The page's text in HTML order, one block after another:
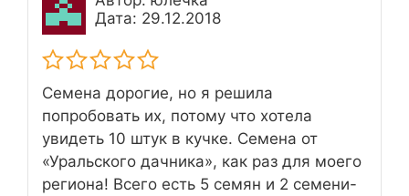
Дата: 29.12.2018
Семена дорогие, но я решила
попробовать их, потому что хотела
увидеть 10 штук в кучке. Семена от
«Уральского дачника», как раз для моего
региона! Всего есть 5 семян и 2 семени-